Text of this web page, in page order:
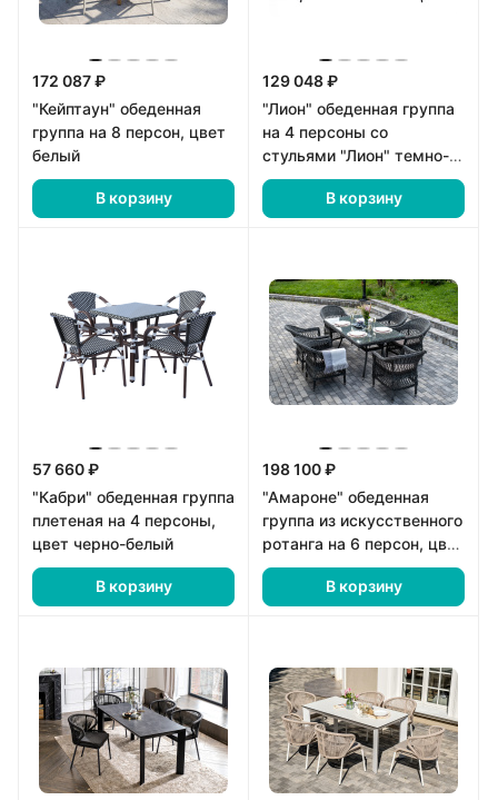
172 087 ₽
"Кейптаун" обеденная
группа на 8 персон, цвет
белый
В корзину
129 048 ₽
"Лион" обеденная группа
на 4 персоны со
стульями "Лион" темно-
серый, круглый стол
"серый гранит"
В корзину
57 660 ₽
"Кабри" обеденная группа
плетеная на 4 персоны,
цвет черно-белый
В корзину
198 100 ₽
"Амароне" обеденная
группа из искусственного
ротанга на 6 персон, цвет
графит
В корзину